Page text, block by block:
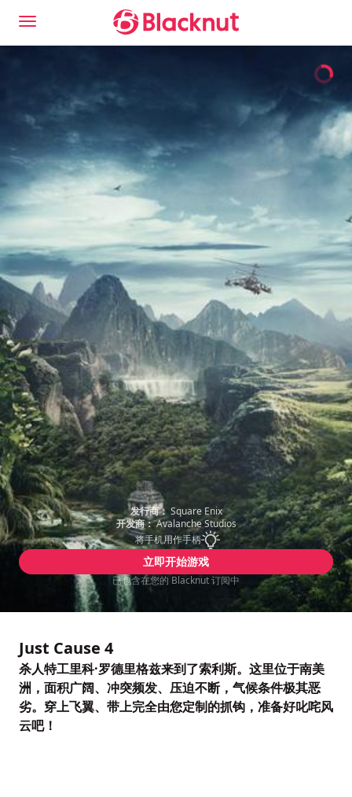
发行商： Square Enix
开发商：Avalanche Studios
将手机用作手柄
立即开始游戏
已包含在您的 Blacknut 订阅中
Just Cause 4
杀人特工里科·罗德里格兹来到了索利斯。这里位于南美
洲，面积广阔、冲突频发、压迫不断，气候条件极其恶
劣。穿上飞翼、带上完全由您定制的抓钩，准备好叱咤风
云吧！